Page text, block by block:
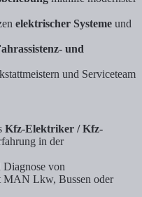
elektrischer Systeme und
und
und Serviceteam
Kfz-Elektriker / Kfz-
in der
Diagnose von
MAN Lkw, Bussen oder